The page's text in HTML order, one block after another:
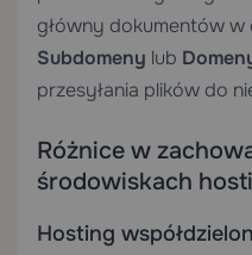
główny dokumentów w
Subdomeny lub
przesyłania plików do
Różnice w
środowiskach
Hosting